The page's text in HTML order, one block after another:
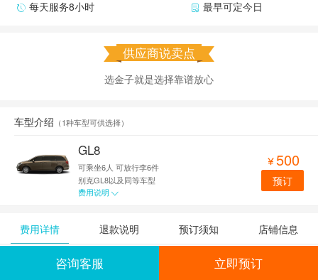
每天服务8小时
最早可定今日
供应商说卖点
选金子就是选择靠谱放心
车型介绍 （1种车型可供选择）
GL8
可乘坐6人 可放行李6件
别克GL8以及同等车型
费用说明 
 500
预订
费用详情 退款说明 预订须知 店铺信息
咨询客服 立即预订